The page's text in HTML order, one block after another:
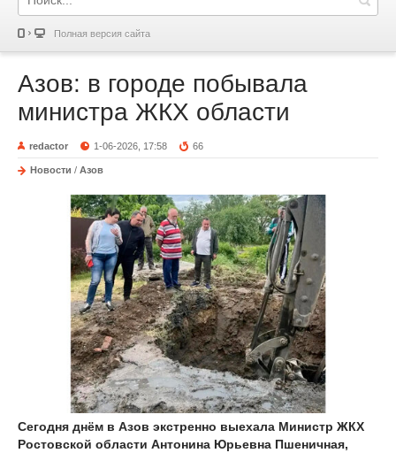
Полная версия сайта
Азов: в городе побывала
министра ЖКХ области
redactor 1-06-2026, 17:58 66
Новости / Азов
Сегодня днём в Азов экстренно выехала Министр ЖКХ
Ростовской области Антонина Юрьевна Пшеничная,